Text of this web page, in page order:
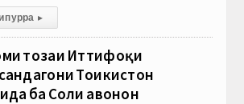
пурра ▸
тозаи Иттифоқи
Тоҷикистон
ба Соли ҷавонон